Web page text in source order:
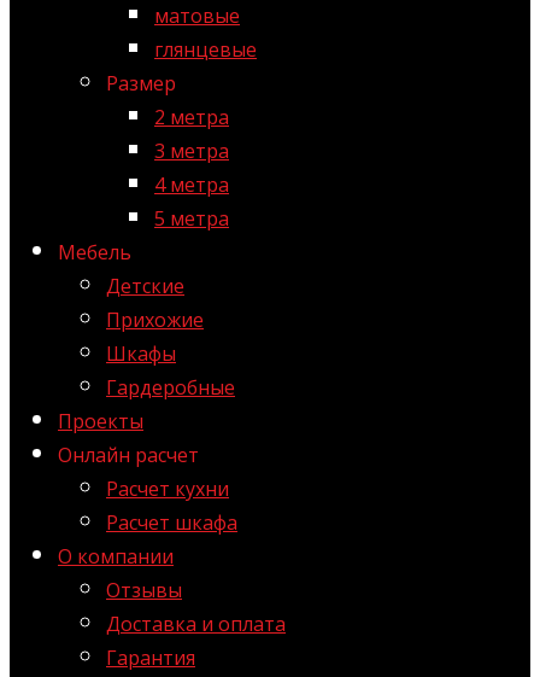
матовые
глянцевые
Размер
2 метра
3 метра
4 метра
5 метра
Мебель
Детские
Прихожие
Шкафы
Гардеробные
Проекты
Онлайн расчет
Расчет кухни
Расчет шкафа
О компании
Отзывы
Доставка и оплата
Гарантия